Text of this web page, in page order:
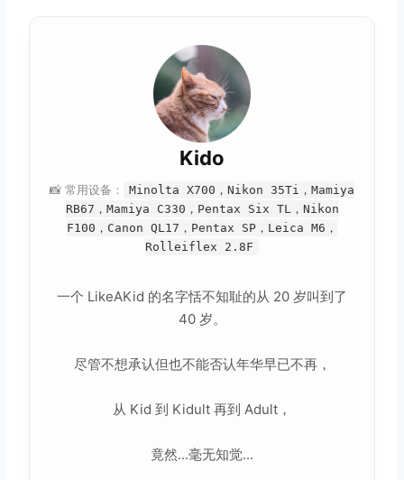
Kido
📸 常用设备：
Minolta X700，Nikon 35Ti，Mamiya
RB67，Mamiya C330，Pentax Six TL，Nikon
F100，Canon QL17，Pentax SP，Leica M6，
Rolleiflex 2.8F
一个 LikeAKid 的名字恬不知耻的从 20 岁叫到了
40 岁。
尽管不想承认但也不能否认年华早已不再，
从 Kid 到 Kidult 再到 Adult，
竟然...毫无知觉...